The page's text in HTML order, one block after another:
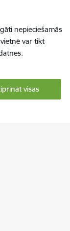
nepieciešamās
var tikt
visas